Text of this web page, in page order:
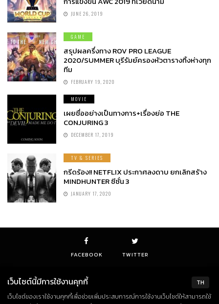
JUNE 26, 2019
GAME
สรุปผลครึ่งทาง ROV PRO LEAGUE
2020/SUMMER บุรีรัมย์ครองหัวตารางทิ้งห่างทุก
ทีม
FEBRUARY 19, 2020
MOVIE
เผยชื่ออย่างเป็นทางการ+เรื่องย่อ THE
CONJURING 3
DECEMBER 17, 2019
TV & SERIES
กรีดร้อง!! NETFLIX ประกาศลงดาบ ยกเลิกสร้าง
MINDHUNTER ซีซั่น 3
JANUARY 17, 2020
FACEBOOK TWITTER
© Copyright 2018. All Rights Reserved
TH
เว็บไซต์นี้มีการใช้งานคุกกี้
เว็บไซต์ของเราใช้งานคุกกี้เพื่อช่วยเพิ่มประสบการณ์การใช้งานเว็บไซต์ให้สามารถใช้